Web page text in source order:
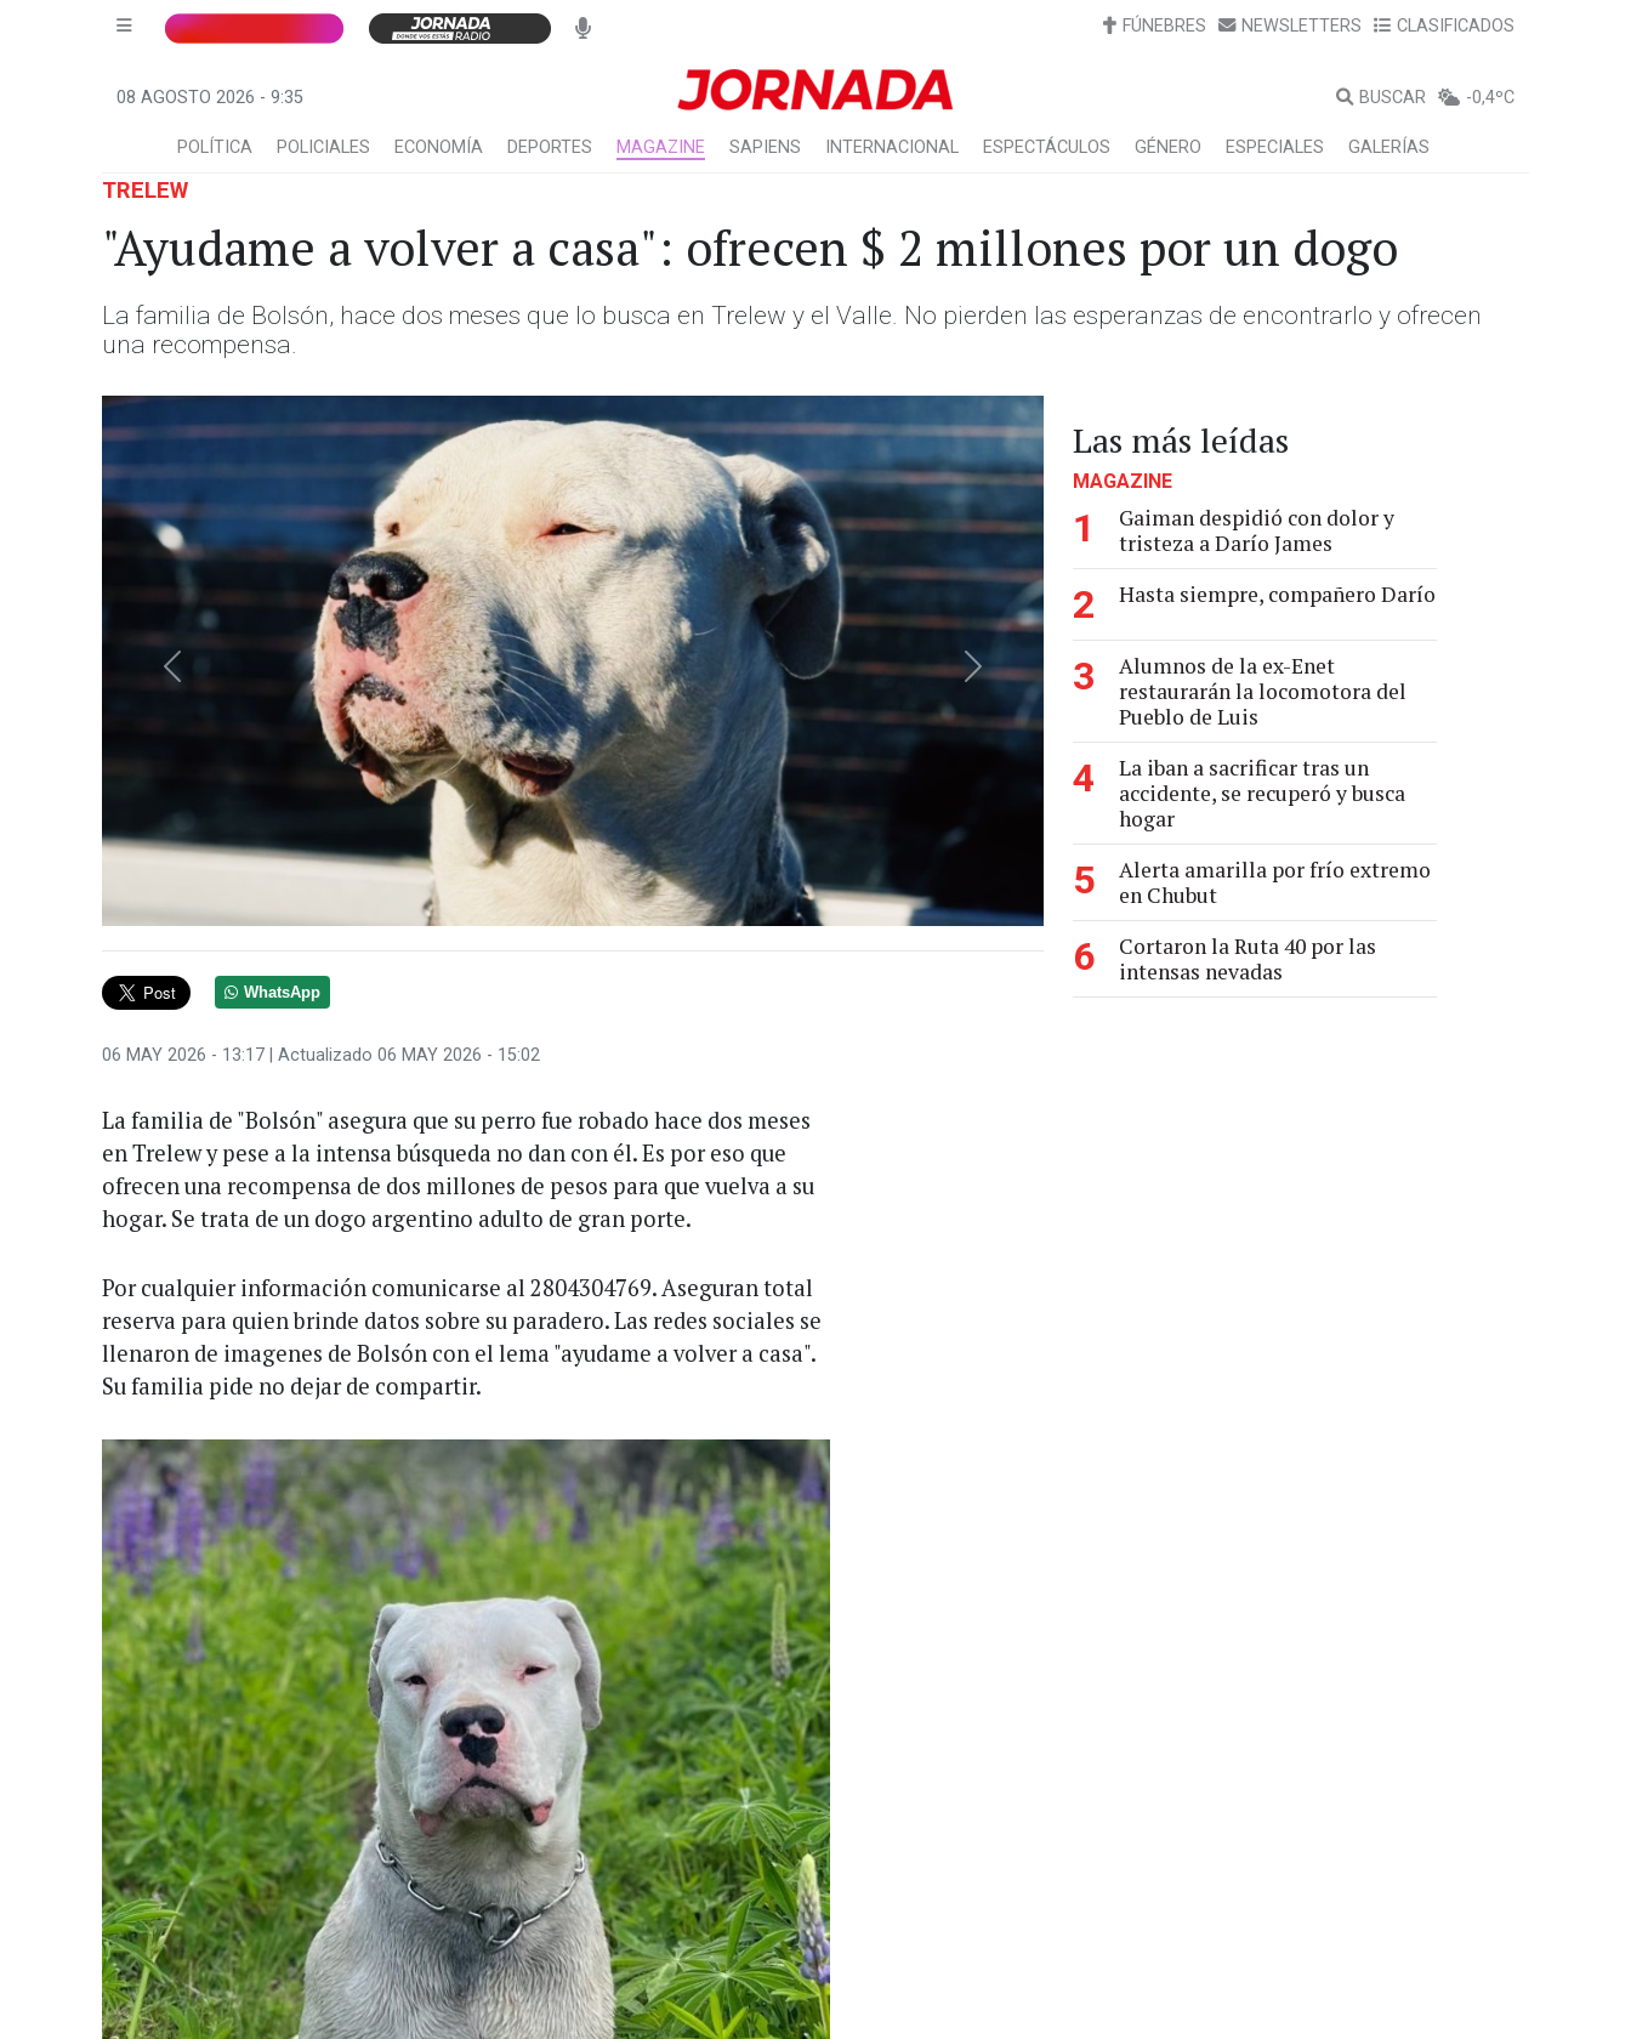
FÚNEBRES NEWSLETTERS CLASIFICADOS
08 AGOSTO 2026 - 9:35 BUSCAR -0,4ºC
POLÍTICA POLICIALES ECONOMÍA DEPORTES MAGAZINE SAPIENS INTERNACIONAL ESPECTÁCULOS GÉNERO ESPECIALES GALERÍAS
TRELEW
"Ayudame a volver a casa": ofrecen $ 2 millones por un dogo
La familia de Bolsón, hace dos meses que lo busca en Trelew y el Valle. No pierden las esperanzas de encontrarlo y ofrecen
una recompensa.
Anterior Siguiente
WhatsApp
06 MAY 2026 - 13:17 | Actualizado 06 MAY 2026 - 15:02
La familia de "Bolsón" asegura que su perro fue robado hace dos meses
en Trelew y pese a la intensa búsqueda no dan con él. Es por eso que
ofrecen una recompensa de dos millones de pesos para que vuelva a su
hogar. Se trata de un dogo argentino adulto de gran porte.
Por cualquier información comunicarse al 2804304769. Aseguran total
reserva para quien brinde datos sobre su paradero. Las redes sociales se
llenaron de imagenes de Bolsón con el lema "ayudame a volver a casa".
Su familia pide no dejar de compartir.
Las más leídas
MAGAZINE
1
Gaiman despidió con dolor y
tristeza a Darío James
2 Hasta siempre, compañero Darío
3
Alumnos de la ex-Enet
restaurarán la locomotora del
Pueblo de Luis
4
La iban a sacrificar tras un
accidente, se recuperó y busca
hogar
5
Alerta amarilla por frío extremo
en Chubut
6
Cortaron la Ruta 40 por las
intensas nevadas